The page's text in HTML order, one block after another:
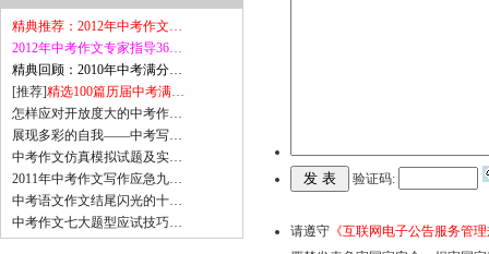
精典推荐：2012年中考作文…
2012年中考作文专家指导36…
精典回顾：2010年中考满分…
[推荐]精选100篇历届中考满…
怎样应对开放度大的中考作…
展现多彩的自我——中考写…
中考作文仿真模拟试题及实…
2011年中考作文写作应急九…
中考语文作文结尾闪光的十…
中考作文七大题型应试技巧…
验证码:
请遵守 《互联网电子公告服务管